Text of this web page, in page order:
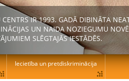
CENTRS IR 1993. GADĀ DIBINĀTA
UN NAIDA NOZIEGUMU
SLĒGTAJĀS IESTĀDĒS.
Iecietība un pretdiskriminācija